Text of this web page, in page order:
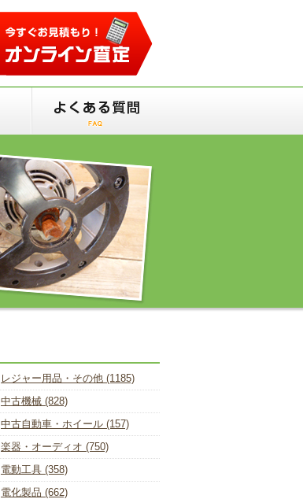
レジャー用品・その他 (1185)
中古機械 (828)
中古自動車・ホイール (157)
楽器・オーディオ (750)
電動工具 (358)
電化製品 (662)